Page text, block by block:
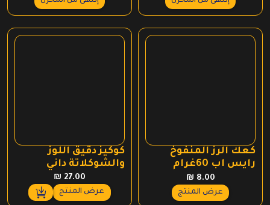
كعك الرز المنفوخ
رايس اب 60غرام
₪ 8.00
عرض المنتج
كوكيز دقيق اللوز
والشوكلاتة داني
₪ 27.00
عرض المنتج